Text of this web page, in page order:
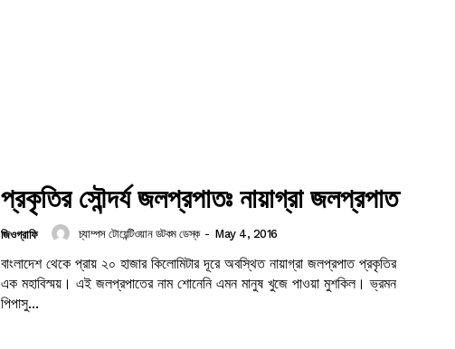
প্রকৃতির সৌন্দর্য জলপ্রপাতঃ নায়াগ্রা জলপ্রপাত
জিওগ্রাফি চ্যাম্পস টোয়েন্টিওয়ান ডটকম ডেস্ক - May 4, 2016
বাংলাদেশ থেকে প্রায় ২০ হাজার কিলোমিটার দূরে অবস্থিত নায়াগ্রা জলপ্রপাত প্রকৃতির
এক মহাবিস্ময়। এই জলপ্রপাতের নাম শোনেনি এমন মানুষ খুজে পাওয়া মুশকিল। ভ্রমন
পিপাসু...